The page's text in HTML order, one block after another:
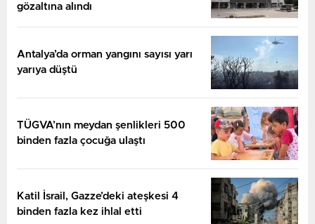
gözaltına alındı
Antalya’da orman yangını sayısı yarı
yarıya düştü
TÜGVA’nın meydan şenlikleri 500
binden fazla çocuğa ulaştı
Katil İsrail, Gazze’deki ateşkesi 4
binden fazla kez ihlal etti